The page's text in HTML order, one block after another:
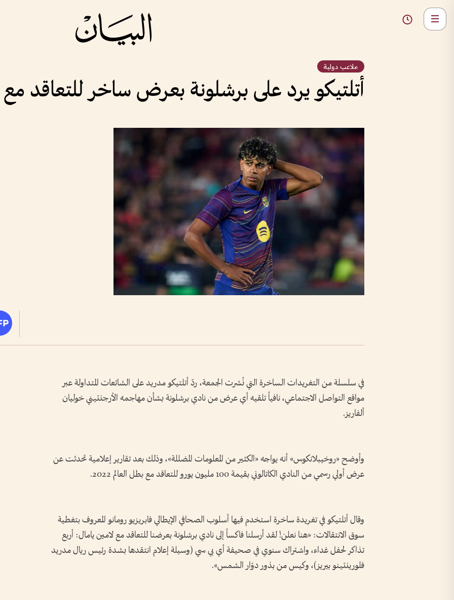
ملاعب دولية
أتلتيكو يرد على برشلونة بعرض ساخر للتعاقد مع
في سلسلة من التغريدات الساخرة التي نُشرت الجمعة، ردّ أتلتيكو مدريد على الشائعات المتداولة عبر
مواقع التواصل الاجتماعي، نافياً تلقيه أي عرض من نادي برشلونة بشأن مهاجمه الأرجنتيني خوليان
ألفاريز.
وأوضح «روخيبلانكوس» أنه يواجه «الكثير من المعلومات المضللة»، وذلك بعد تقارير إعلامية تحدثت عن
عرض أولي رسمي من النادي الكاتالوني بقيمة 100 مليون يورو للتعاقد مع بطل العالم 2022.
وقال أتلتيكو في تغريدة ساخرة استخدم فيها أسلوب الصحافي الإيطالي فابريزيو رومانو المعروف بتغطية
سوق الانتقالات: «هنا نعلن! لقد أرسلنا فاكساً إلى نادي برشلونة بعرضنا للتعاقد مع لامين يامال: أربع
تذاكر لحفل غداء، واشتراك سنوي في صحيفة أي بي سي (وسيلة إعلام انتقدها بشدة رئيس ريال مدريد
فلورينتينو بيريز)، وكيس من بذور دوّار الشمس».